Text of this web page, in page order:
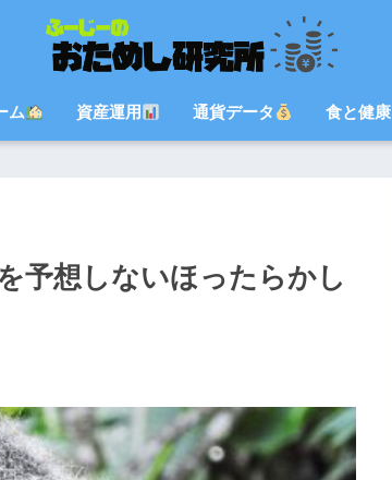
ム 資産運用 通貨データ 食と健康
予想しないほったらかし